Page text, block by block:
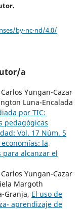
by-nc-nd/4.0/
a
Yungan-Cazar
Luna-Encalada
por TIC:
pedagógicas
Vol. 17 Núm. 5
la
alcanzar el
Yungan-Cazar
Margoth
Granja, El uso de
aprendizaje de